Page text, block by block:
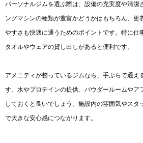
パーソナルジムを選ぶ際は、設備の充実度や清潔
ングマシンの種類が豊富かどうかはもちろん、更
やすさも快適に通うためのポイントです。特に仕
タオルやウェアの貸し出しがあると便利です。
アメニティが整っているジムなら、手ぶらで通え
す。水やプロテインの提供、パウダールームやア
しておくと良いでしょう。施設内の雰囲気やスタ
で大きな安心感につながります。